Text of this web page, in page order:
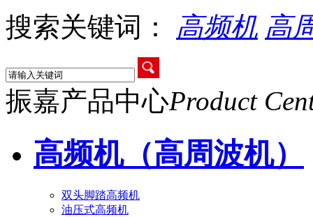
搜索关键词： 高频机 高
振嘉产品中心Product
高频机（高周波机）
双头脚踏高频机
油压式高频机